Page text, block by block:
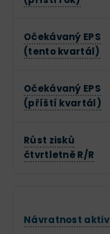
Očekávaný EPS
(tento kvartál)
Očekávaný EPS
(příští kvartál)
Růst zisků
čtvrtletně R/R
Návratnost aktiv